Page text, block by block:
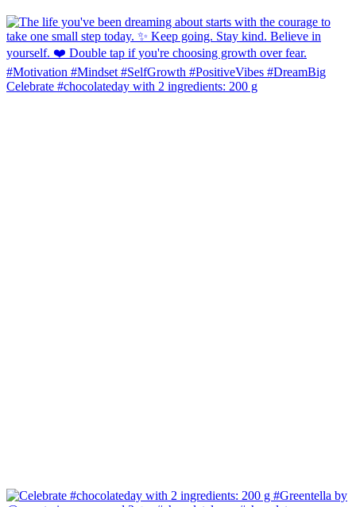
Celebrate #chocolateday with 2 ingredients: 200 g